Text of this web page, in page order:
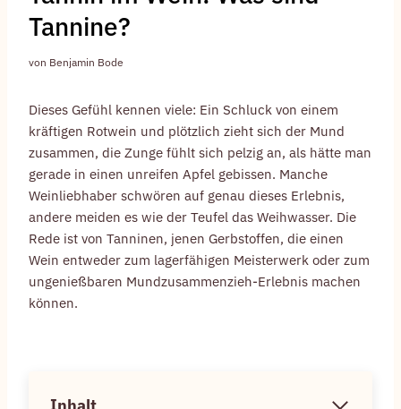
Tannine?
von Benjamin Bode
Dieses Gefühl kennen viele: Ein Schluck von einem
kräftigen Rotwein und plötzlich zieht sich der Mund
zusammen, die Zunge fühlt sich pelzig an, als hätte man
gerade in einen unreifen Apfel gebissen. Manche
Weinliebhaber schwören auf genau dieses Erlebnis,
andere meiden es wie der Teufel das Weihwasser. Die
Rede ist von Tanninen, jenen Gerbstoffen, die einen
Wein entweder zum lagerfähigen Meisterwerk oder zum
ungenießbaren Mundzusammenzieh-Erlebnis machen
können.